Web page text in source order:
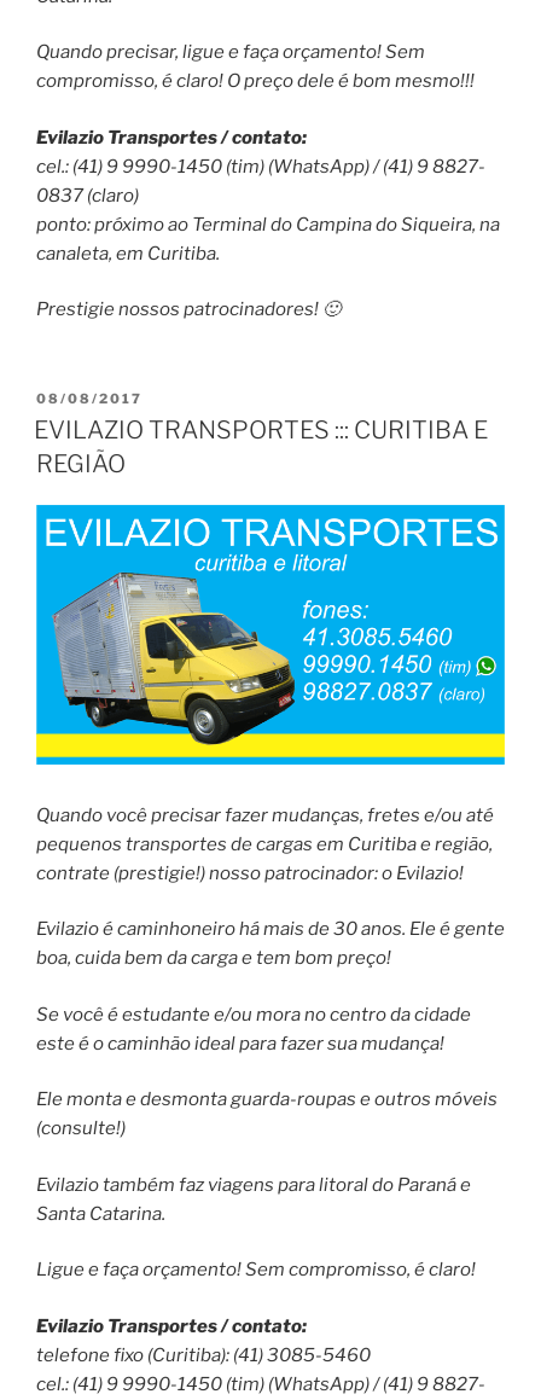
Quando precisar, ligue e faça orçamento! Sem
compromisso, é claro! O preço dele é bom mesmo!!!
Evilazio Transportes / contato:
cel.: (41) 9 9990-1450 (tim) (WhatsApp) / (41) 9 8827-
0837 (claro)
ponto: próximo ao Terminal do Campina do Siqueira, na
canaleta, em Curitiba.
Prestigie nossos patrocinadores! 🙂
PUBLICADO
EM
08/08/2017
EVILAZIO TRANSPORTES ::: CURITIBA E
REGIÃO
Quando você precisar fazer mudanças, fretes e/ou até
pequenos transportes de cargas em Curitiba e região,
contrate (prestigie!) nosso patrocinador: o Evilazio!
Evilazio é caminhoneiro há mais de 30 anos. Ele é gente
boa, cuida bem da carga e tem bom preço!
Se você é estudante e/ou mora no centro da cidade
este é o caminhão ideal para fazer sua mudança!
Ele monta e desmonta guarda-roupas e outros móveis
(consulte!)
Evilazio também faz viagens para litoral do Paraná e
Santa Catarina.
Ligue e faça orçamento! Sem compromisso, é claro!
Evilazio Transportes / contato:
telefone fixo (Curitiba): (41) 3085-5460
cel.: (41) 9 9990-1450 (tim) (WhatsApp) / (41) 9 8827-